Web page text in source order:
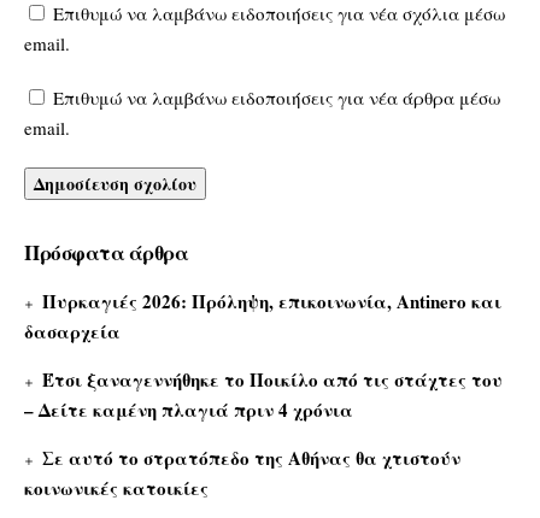
Επιθυμώ να λαμβάνω ειδοποιήσεις για νέα σχόλια μέσω
email.
Επιθυμώ να λαμβάνω ειδοποιήσεις για νέα άρθρα μέσω
email.
Πρόσφατα άρθρα
Πυρκαγιές 2026: Πρόληψη, επικοινωνία, Antinero και
δασαρχεία
Έτσι ξαναγεννήθηκε το Ποικίλο από τις στάχτες του
– Δείτε καμένη πλαγιά πριν 4 χρόνια
Σε αυτό το στρατόπεδο της Αθήνας θα χτιστούν
κοινωνικές κατοικίες